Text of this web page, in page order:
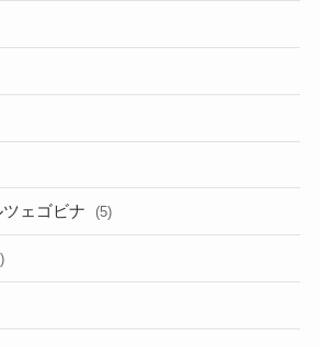
ェゴビナ (5)